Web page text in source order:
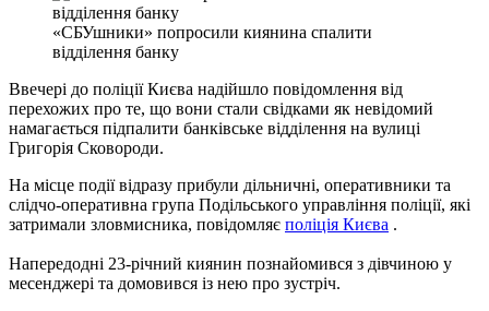
«СБУшники» попросили киянина спалити
відділення банку
Ввечері до поліції Києва надійшло повідомлення від
перехожих про те, що вони стали свідками як невідомий
намагається підпалити банківське відділення на вулиці
Григорія Сковороди.
На місце події відразу прибули дільничні, оперативники та
слідчо-оперативна група Подільського управління поліції, які
затримали зловмисника, повідомляє поліція Києва .
Напередодні 23-річний киянин познайомився з дівчиною у
месенджері та домовився із нею про зустріч.